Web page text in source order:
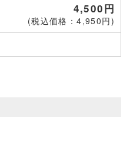
4,500円
(税込価格：4,950円)